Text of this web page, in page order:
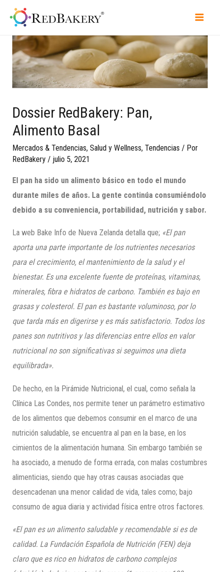
Dossier RedBakery: Pan,
Alimento Basal
Mercados & Tendencias,Salud y Wellness,Tendencias / Por
RedBakery / julio 5, 2021
El pan ha sido un alimento básico en todo el mundo
durante miles de años. La gente continúa consumiéndolo
debido a su conveniencia, portabilidad, nutrición y sabor.
La web Bake Info de Nueva Zelanda detalla que; «El pan
aporta una parte importante de los nutrientes necesarios
para el crecimiento, el mantenimiento de la salud y el
bienestar. Es una excelente fuentede proteínas, vitaminas,
minerales, fibra e hidratos de carbono. También es bajo en
grasas y colesterol. El pan es bastante voluminoso, por lo
que tarda más en digerirse y es más satisfactorio. Todos los
panes son nutritivos y las diferencias entre ellos en valor
nutricional no son significativas si seguimos una dieta
equilibrada».
De hecho, en la Pirámide Nutricional, el cual, como señala la
Clínica Las Condes, nos permite tener un parámetro estimativo
de los alimentos que debemos consumir en el marco de una
nutrición saludable, se encuentra al pan en la base, en los
cimientos de la alimentación humana. Sin embargo también se
ha asociado, a menudo de forma errada, con malas costumbres
alimenticias, siendo que hay otras causas asociadas que
desencadenan una menor calidad de vida, tales como; bajo
consumo de agua diaria y actividad física entre otros factores.
«El pan es un alimento saludable y recomendable si es de
calidad. La Fundación Española de Nutrición (FEN) deja
claro que es rico en hidratos de carbono complejos